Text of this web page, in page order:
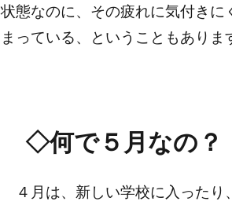
状態なのに、その疲れに気付き
まっている、ということもありま
◇何で５月なの？
４月は、新しい学校に入ったり